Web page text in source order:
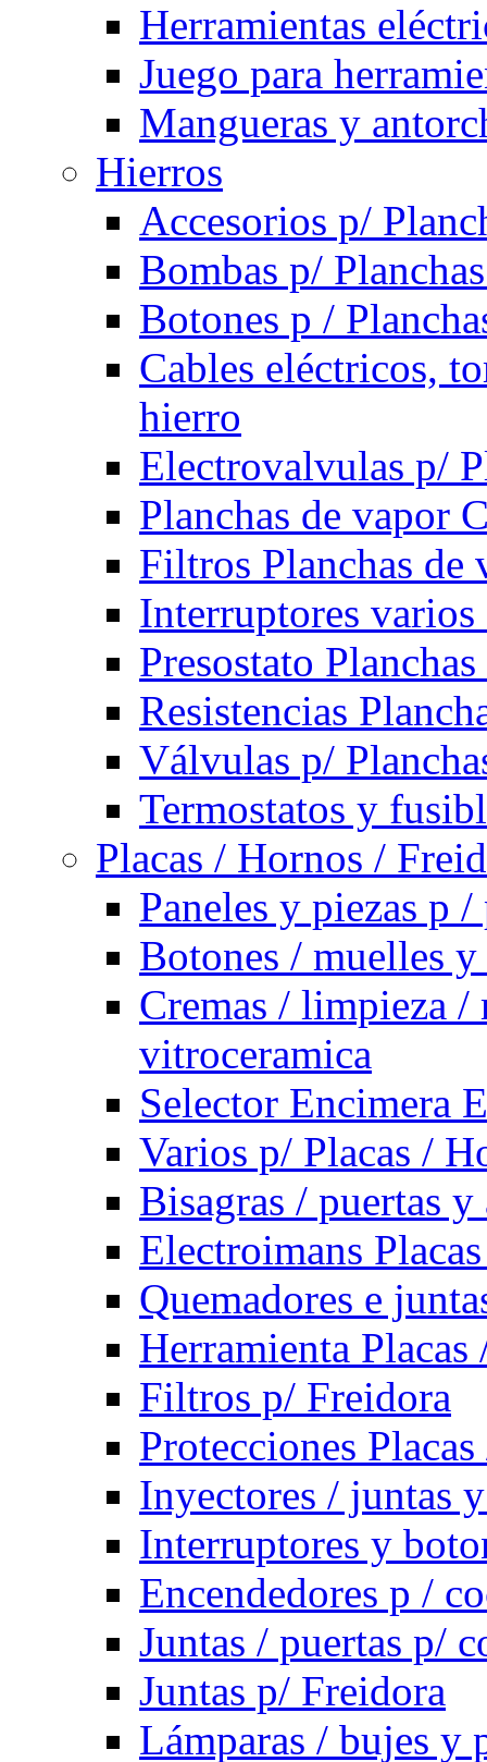
Herramientas
Juego para
Mangueras y
Hierros
Accesorios p/
Bombas p/
Botones p /
Cables eléctricos,
hierro
Electrovalvulas p/
Planchas de vapor
Filtros Planchas de
Interruptores varios
Presostato
Resistencias
Válvulas p/
Termostatos y
Placas / Hornos /
Paneles y piezas p
Botones / muelles
Cremas / limpieza /
vitroceramica
Selector Encimera
Varios p/ Placas /
Bisagras / puertas y
Electroimans
Quemadores e
Herramienta
Filtros p/ Freidora
Protecciones
Inyectores / juntas
Interruptores y
Encendedores p /
Juntas / puertas p/
Juntas p/ Freidora
Lámparas / bujes y